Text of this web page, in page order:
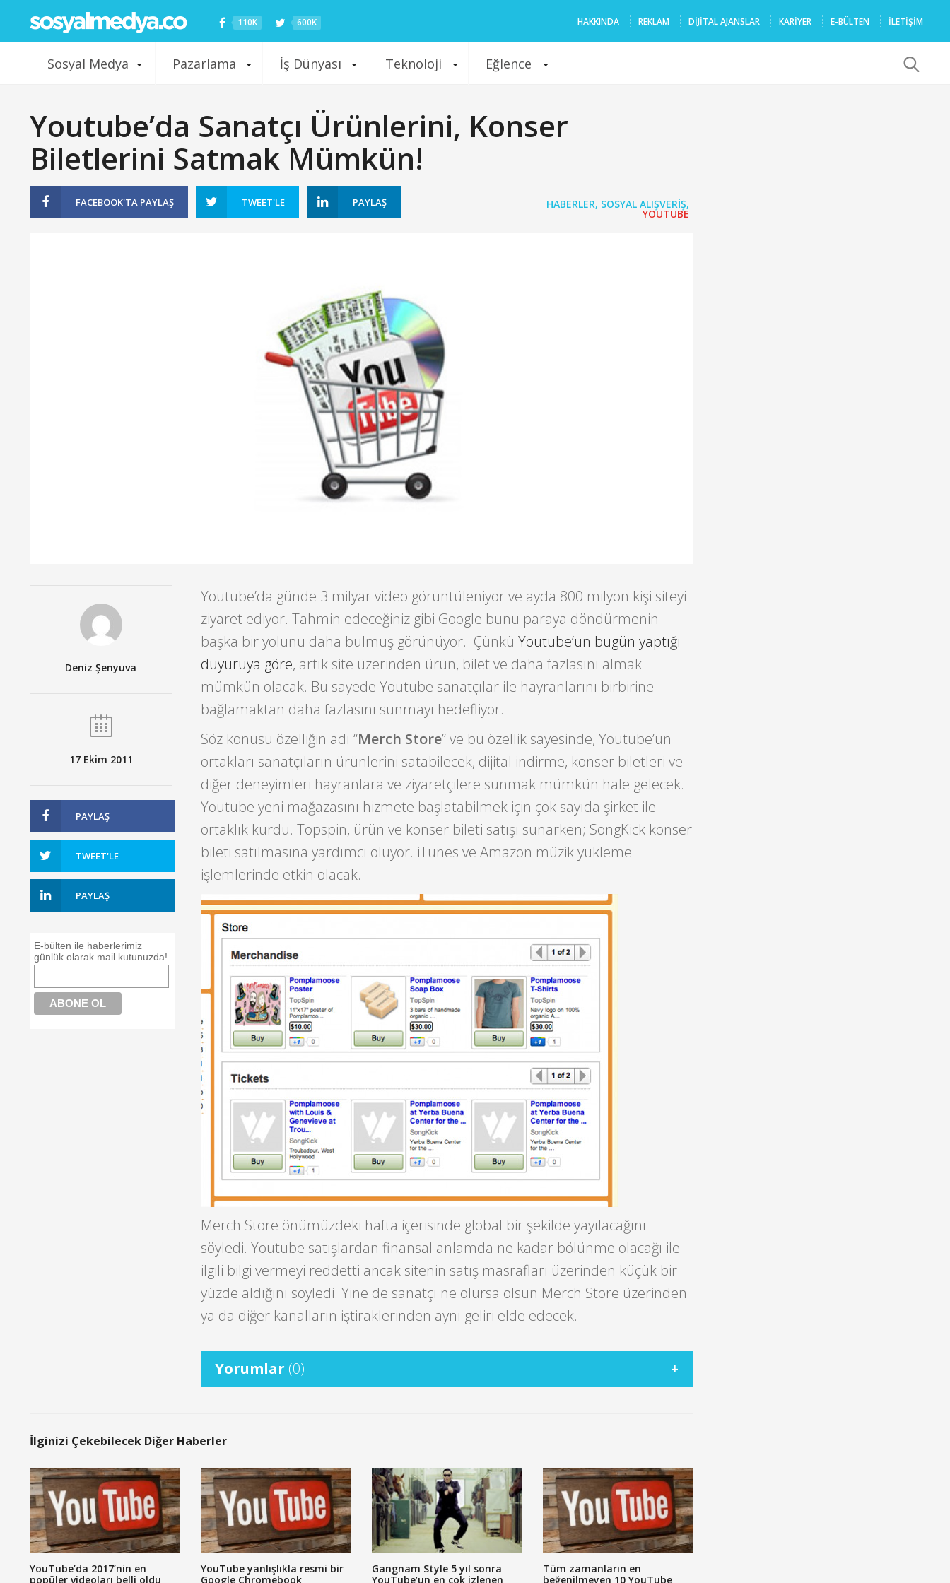
110K 600K HAKKINDA REKLAM DIJITAL AJANSLAR KARIYER E-BÜLTEN İLETİŞİM
Sosyal Medya Pazarlama İş Dünyası Teknoloji Eğlence
Youtube’da Sanatçı Ürünlerini, Konser
Biletlerini Satmak Mümkün!
FACEBOOK'TA PAYLAŞ TWEET'LE PAYLAŞ HABERLER, SOSYAL ALIŞVERIŞ,
YOUTUBE
Deniz Şenyuva
17 Ekim 2011
PAYLAŞ
TWEET'LE
PAYLAŞ
E-bülten ile haberlerimiz
günlük olarak mail kutunuzda!
Youtube’da günde 3 milyar video görüntüleniyor ve ayda 800 milyon kişi siteyi
ziyaret ediyor. Tahmin edeceğiniz gibi Google bunu paraya döndürmenin
başka bir yolunu daha bulmuş görünüyor. Çünkü Youtube’un bugün yaptığı
duyuruya göre, artık site üzerinden ürün, bilet ve daha fazlasını almak
mümkün olacak. Bu sayede Youtube sanatçılar ile hayranlarını birbirine
bağlamaktan daha fazlasını sunmayı hedefliyor.
Söz konusu özelliğin adı “Merch Store” ve bu özellik sayesinde, Youtube’un
ortakları sanatçıların ürünlerini satabilecek, dijital indirme, konser biletleri ve
diğer deneyimleri hayranlara ve ziyaretçilere sunmak mümkün hale gelecek.
Youtube yeni mağazasını hizmete başlatabilmek için çok sayıda şirket ile
ortaklık kurdu. Topspin, ürün ve konser bileti satışı sunarken; SongKick konser
bileti satılmasına yardımcı oluyor. iTunes ve Amazon müzik yükleme
işlemlerinde etkin olacak.
Merch Store önümüzdeki hafta içerisinde global bir şekilde yayılacağını
söyledi. Youtube satışlardan finansal anlamda ne kadar bölünme olacağı ile
ilgili bilgi vermeyi reddetti ancak sitenin satış masrafları üzerinden küçük bir
yüzde aldığını söyledi. Yine de sanatçı ne olursa olsun Merch Store üzerinden
ya da diğer kanalların iştiraklerinden aynı geliri elde edecek.
Yorumlar (0)
İlginizi Çekebilecek Diğer Haberler
YouTube’da 2017’nin en
popüler videoları belli oldu
YouTube yanlışlıkla resmi bir
Google Chromebook
Gangnam Style 5 yıl sonra
YouTube’un en çok izlenen
Tüm zamanların en
beğenilmeyen 10 YouTube